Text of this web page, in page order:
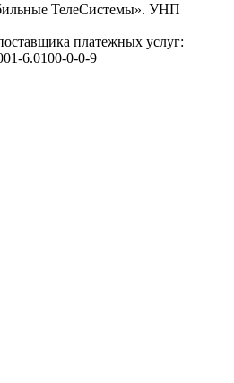
ТелеСистемы». УНП
платежных услуг:
6.0100-0-0-9